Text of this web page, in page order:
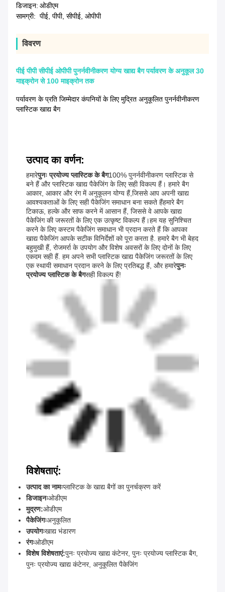
डिजाइन: ओडीएम
सामग्री: पीई, पीपी, सीपीई, ओपीपी
विवरण
पीई पीपी सीपीई ओपीपी पुनर्नवीनीकरण योग्य खाद्य बैग पर्यावरण के अनुकूल 30
माइक्रोन से 100 माइक्रोन तक
पर्यावरण के प्रति जिम्मेदार कंपनियों के लिए मुद्रित अनुकूलित पुनर्नवीनीकरण
प्लास्टिक खाद्य बैग
उत्पाद का वर्णन:
हमारेपुनः प्रयोज्य प्लास्टिक के बैग100% पुनर्नवीनीकरण प्लास्टिक से
बने हैं और प्लास्टिक खाद्य पैकेजिंग के लिए सही विकल्प हैं। हमारे बैग
आकार, आकार और रंग में अनुकूलन योग्य हैं,जिससे आप अपनी खाद्य
आवश्यकताओं के लिए सही पैकेजिंग समाधान बना सकते हैंहमारे बैग
टिकाऊ, हल्के और साफ करने में आसान हैं, जिससे वे आपके खाद्य
पैकेजिंग की जरूरतों के लिए एक उत्कृष्ट विकल्प हैं।हम यह सुनिश्चित
करने के लिए कस्टम पैकेजिंग समाधान भी प्रदान करते हैं कि आपका
खाद्य पैकेजिंग आपके सटीक विनिर्देशों को पूरा करता है. हमारे बैग भी बेहद
बहुमुखी हैं, रोजमर्रा के उपयोग और विशेष अवसरों के लिए दोनों के लिए
एकदम सही हैं. हम अपने सभी प्लास्टिक खाद्य पैकेजिंग जरूरतों के लिए
एक स्थायी समाधान प्रदान करने के लिए प्रतिबद्ध हैं, और हमारेपुनः
प्रयोज्य प्लास्टिक के बैगसही विकल्प हैं!
विशेषताएं:
उत्पाद का नामःप्लास्टिक के खाद्य बैगों का पुनर्चक्रण करें
डिजाइनःओडीएम
मुद्रण:ओडीएम
पैकेजिंगःअनुकूलित
उपयोगःखाद्य भंडारण
रंगःओडीएम
विशेष विशेषताएं:पुनः प्रयोज्य खाद्य कंटेनर, पुनः प्रयोज्य प्लास्टिक बैग,
पुनः प्रयोज्य खाद्य कंटेनर, अनुकूलित पैकेजिंग